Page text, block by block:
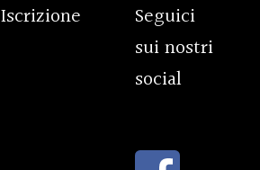
Iscrizione
Seguici
sui nostri
social